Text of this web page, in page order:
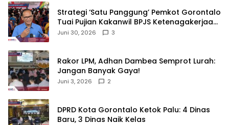
Strategi ‘Satu Panggung’ Pemkot Gorontalo
Tuai Pujian Kakanwil BPJS Ketenagakerjaan
Sulama‎‎
Juni 30, 2026 3
‎Rakor LPM, Adhan Dambea Semprot Lurah:
Jangan Banyak Gaya!‎
Juni 3, 2026 2
‎DPRD Kota Gorontalo Ketok Palu: 4 Dinas
Baru, 3 Dinas Naik Kelas